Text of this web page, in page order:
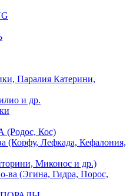
Паралия Катерини,
и др.
Кос)
Лефкада, Кефалония,
Миконос и др.)
(Эгина, Гидра, Порос,